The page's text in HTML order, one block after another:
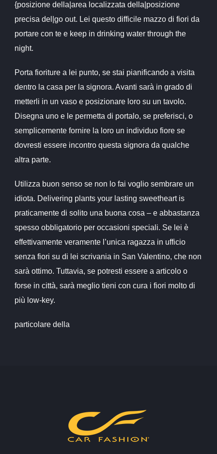
{posizione della|area localizzata della|posizione
precisa del|go out. Lei questo difficile mazzo di fiori da
portare con te e keep in drinking water through the
night.
Porta fioriture a lei punto, se stai pianificando a visita
dentro la casa per la signora. Avanti sarà in grado di
metterli in un vaso e posizionare loro su un tavolo.
Disegna uno e le permetta di portalo, se preferisci, o
semplicemente fornire la loro un individuo fiore se
dovresti essere incontro questa signora da qualche
altra parte.
Utilizza buon senso se non lo fai voglio sembrare un
idiota. Delivering plants your lasting sweetheart is
praticamente di solito una buona cosa – e abbastanza
spesso obbligatorio per occasioni speciali. Se lei è
effettivamente veramente l’unica ragazza in ufficio
senza fiori su di lei scrivania in San Valentino, che non
sarà ottimo. Tuttavia, se potresti essere a articolo o
forse in città, sarà meglio tieni con cura i fiori molto di
più low-key.
particolare della